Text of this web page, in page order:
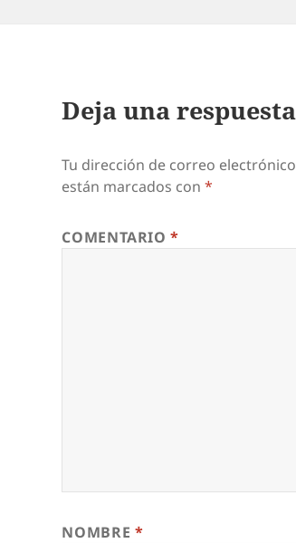
Deja una respuesta
Tu dirección de correo
están marcados con*
COMENTARIO*
NOMBRE *